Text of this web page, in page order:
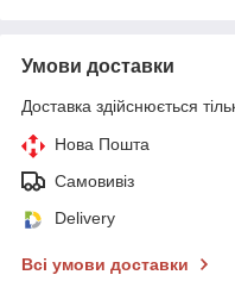
Умови доставки
Доставка здійснюється
Нова Пошта
Самовивіз
Delivery
Всі умови доставки